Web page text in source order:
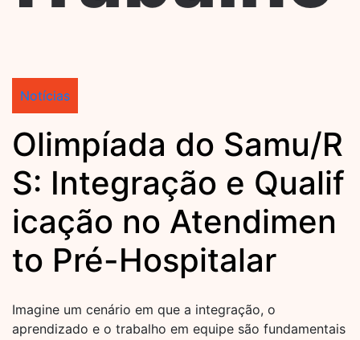
Notícias
Olimpíada do Samu/R
S: Integração e Qualif
icação no Atendimen
to Pré-Hospitalar
Imagine um cenário em que a integração, o
aprendizado e o trabalho em equipe são fundamentais